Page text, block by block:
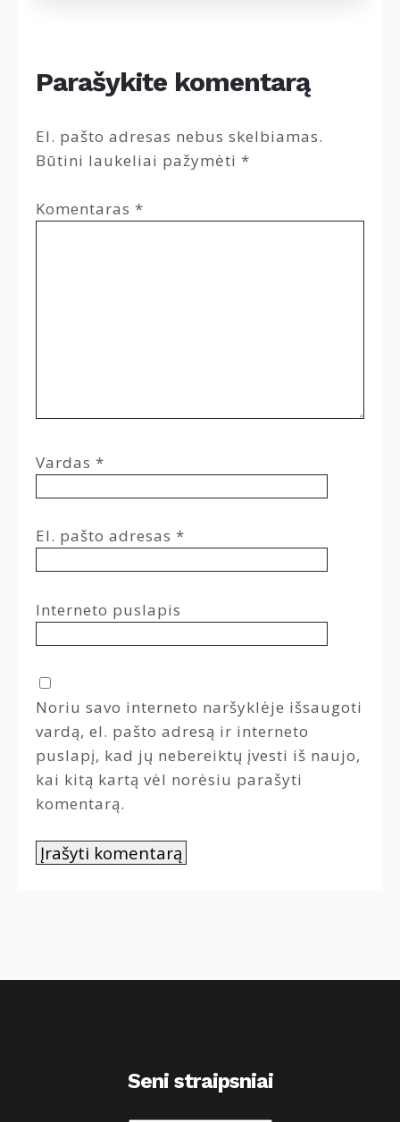
Parašykite komentarą
El. pašto adresas nebus skelbiamas.
Būtini laukeliai pažymėti *
Komentaras *
Vardas *
El. pašto adresas *
Interneto puslapis
Noriu savo interneto naršyklėje išsaugoti
vardą, el. pašto adresą ir interneto
puslapį, kad jų nebereiktų įvesti iš naujo,
kai kitą kartą vėl norėsiu parašyti
komentarą.
Seni straipsniai